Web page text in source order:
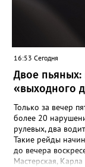
16:53 Сегодня
Двое пьяных:
«выходного
Только за вечер
более 20
рулевых, два
Такие рейды
до вечера
Мастерская,